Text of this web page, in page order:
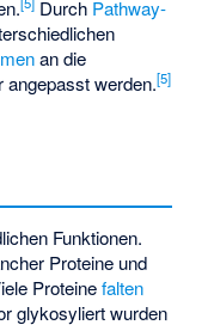
Durch Pathway-
an die
werden.[5]
Funktionen.
Proteine und
Proteinefalten
glykosyliert wurden